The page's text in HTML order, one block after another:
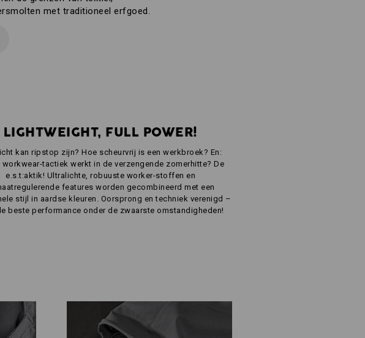
met traditioneel erfgoed.
LIGHTWEIGHT, FULL POWER!
kan ripstop zijn? Hoe scheurvrij is een werkbroek? En:
workwear-tactiek werkt in de verzengende zomerhitte? De
e.s.t:aktik! Ultralichte, robuuste worker-stoffen en
features worden gecombineerd met een
stijl in aardse kleuren. Oorsprong en techniek verenigd –
beste performance onder de zwaarste omstandigheden!